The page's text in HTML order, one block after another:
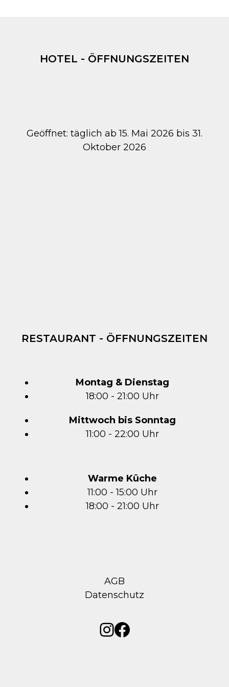
HOTEL - ÖFFNUNGSZEITEN
Geöffnet: täglich ab 15. Mai 2026 bis 31.
Oktober 2026
RESTAURANT - ÖFFNUNGSZEITEN
Montag & Dienstag
18:00 - 21:00 Uhr
Mittwoch bis Sonntag
11:00 - 22:00 Uhr
Warme Küche
11:00 - 15:00 Uhr
18:00 - 21:00 Uhr
AGB
Datenschutz
Instagram
Facebook